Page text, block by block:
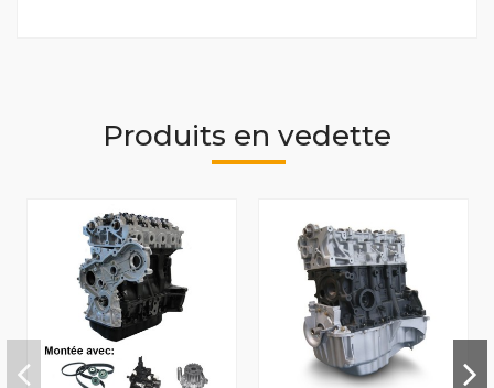
Produits en vedette